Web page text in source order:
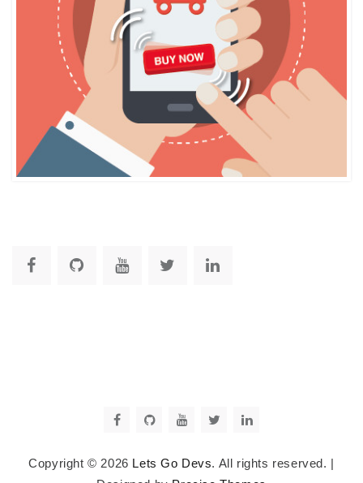
Copyright © 2026 Lets Go Devs. All rights reserved. |